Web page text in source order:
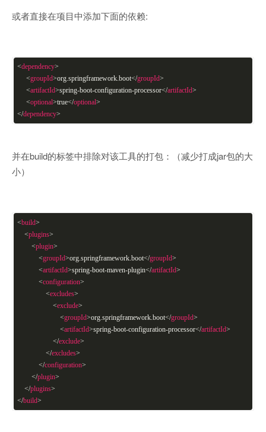
或者直接在项目中添加下面的依赖:
<dependency>
<groupId>org.springframework.boot</groupId>
<artifactId>spring-boot-configuration-processor</artifactId>
<optional>true</optional>
</dependency>
并在build的标签中排除对该工具的打包：（减少打成jar包的大
小）
<build>
<plugins>
<plugin>
<groupId>org.springframework.boot</groupId>
<artifactId>spring-boot-maven-plugin</artifactId>
<configuration>
<excludes>
<exclude>
<groupId>org.springframework.boot</groupId>
<artifactId>spring-boot-configuration-processor</artifactId>
</exclude>
</excludes>
</configuration>
</plugin>
</plugins>
</build>